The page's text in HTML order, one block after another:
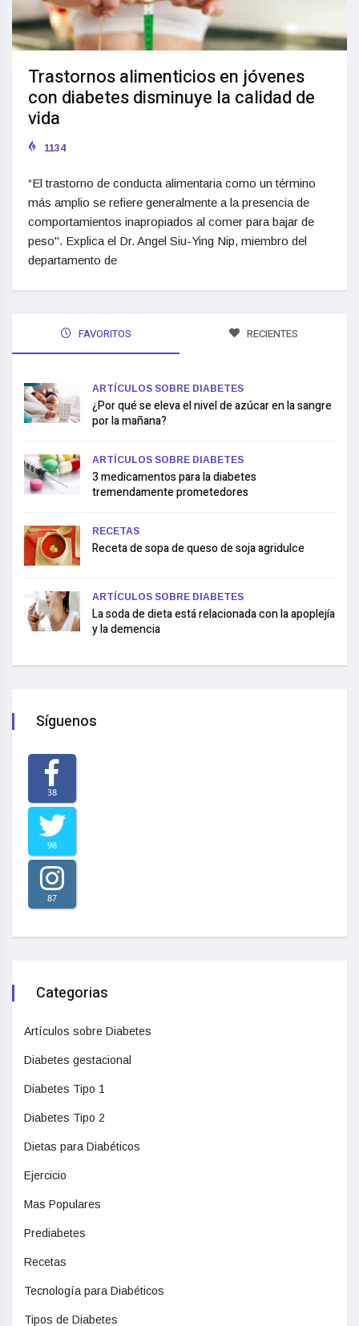
Trastornos alimenticios en jóvenes
con diabetes disminuye la calidad de
vida
1134
“El trastorno de conducta alimentaria como un término
más amplio se refiere generalmente a la presencia de
comportamientos inapropiados al comer para bajar de
peso". Explica el Dr. Angel Siu-Ying Nip, miembro del
departamento de
FAVORITOS RECIENTES
ARTÍCULOS SOBRE DIABETES
¿Por qué se eleva el nivel de azúcar en la sangre
por la mañana?
ARTÍCULOS SOBRE DIABETES
3 medicamentos para la diabetes
tremendamente prometedores
RECETAS
Receta de sopa de queso de soja agridulce
ARTÍCULOS SOBRE DIABETES
La soda de dieta está relacionada con la apoplejía
y la demencia
Síguenos
38
98
87
Categorias
Artículos sobre Diabetes
Diabetes gestacional
Diabetes Tipo 1
Diabetes Tipo 2
Dietas para Diabéticos
Ejercicio
Mas Populares
Prediabetes
Recetas
Tecnología para Diabéticos
Tipos de Diabetes